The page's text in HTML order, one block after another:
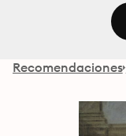
Recomendaciones